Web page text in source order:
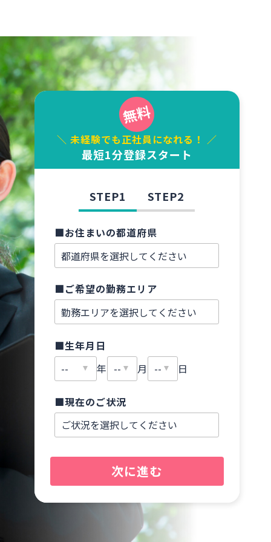
＼ 未経験でも正社員になれる！ ／
最短1分登録スタート
STEP1 STEP2
■お住まいの都道府県
■ご希望の勤務エリア
■生年月日
年
月 日
■現在のご状況
次に進む